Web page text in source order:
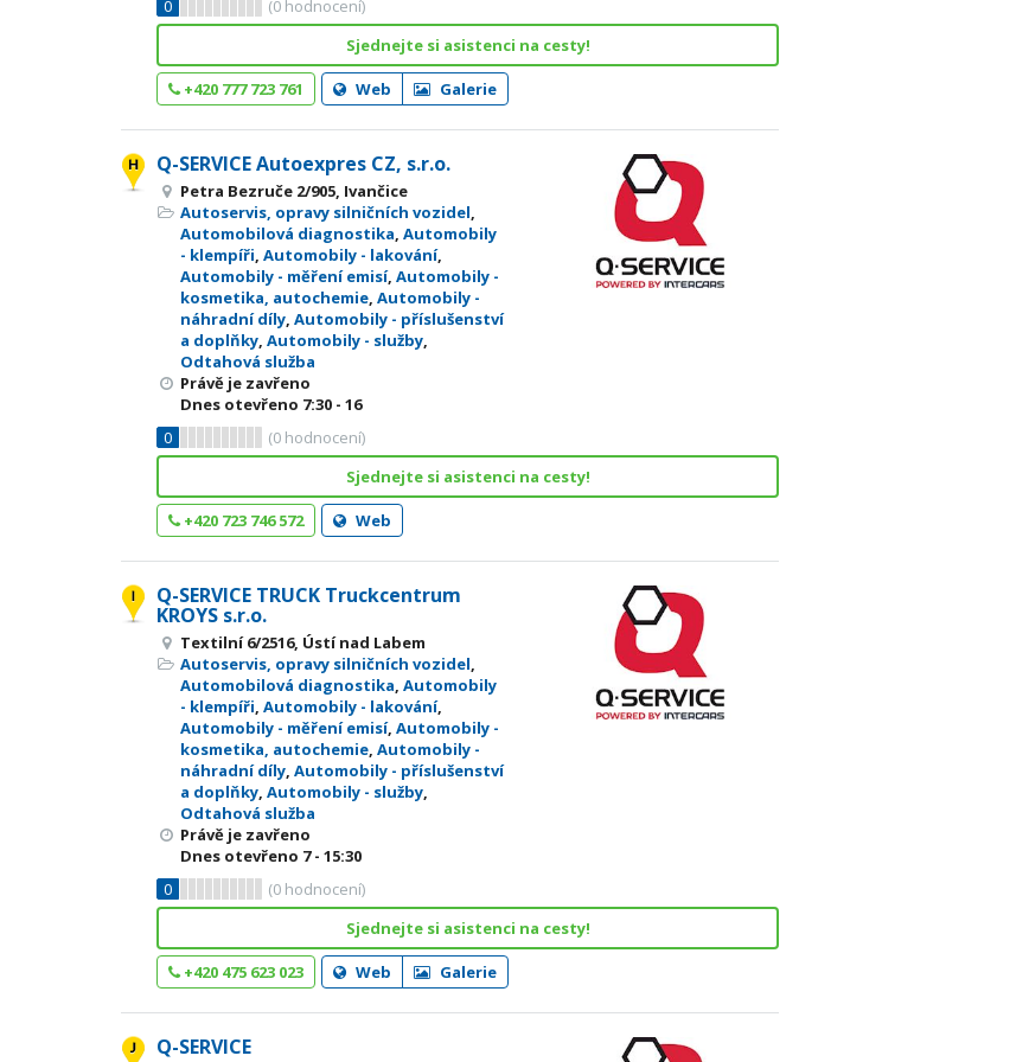
0
(0 hodnocení)
Sjednejte si asistenci na cesty!
+420 777 723 761 Web Galerie
Q-SERVICE Autoexpres CZ, s.r.o.
Petra Bezruče 2/905, Ivančice
Autoservis, opravy silničních vozidel,
Automobilová diagnostika, Automobily
- klempíři, Automobily - lakování,
Automobily - měření emisí, Automobily -
kosmetika, autochemie, Automobily -
náhradní díly, Automobily - příslušenství
a doplňky, Automobily - služby,
Odtahová služba
Právě je zavřeno
Dnes otevřeno 7:30 - 16
0
(0 hodnocení)
Sjednejte si asistenci na cesty!
+420 723 746 572 Web
Q-SERVICE TRUCK Truckcentrum
KROYS s.r.o.
Textilní 6/2516, Ústí nad Labem
Autoservis, opravy silničních vozidel,
Automobilová diagnostika, Automobily
- klempíři, Automobily - lakování,
Automobily - měření emisí, Automobily -
kosmetika, autochemie, Automobily -
náhradní díly, Automobily - příslušenství
a doplňky, Automobily - služby,
Odtahová služba
Právě je zavřeno
Dnes otevřeno 7 - 15:30
0
(0 hodnocení)
Sjednejte si asistenci na cesty!
+420 475 623 023 Web Galerie
Q-SERVICE